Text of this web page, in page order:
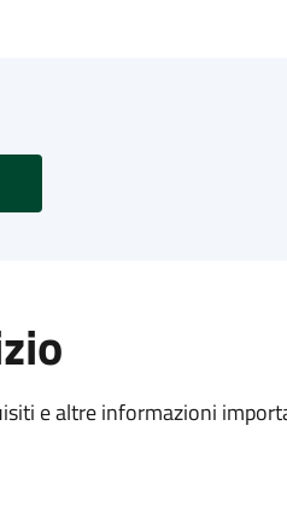
e altre informazioni